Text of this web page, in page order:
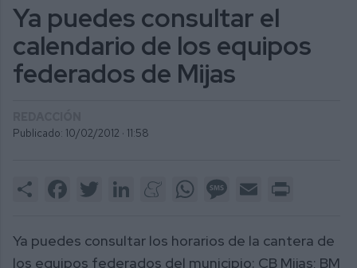
Ya puedes consultar el
calendario de los equipos
federados de Mijas
Publicado: 10/02/2012 · 11:58
Share FacebookTwitter LinkedInMeneameWhatsAppMessage
Email
Ya puedes consultar los horarios de la cantera de
los equipos federados del municipio: CB Mijas; BM